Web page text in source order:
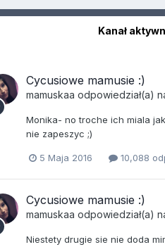
Kanał
Cycusiowe mamusie :)
mamuskaa odpowiedział(a)
Monika- no troche ich miala
nie zapeszyc ;)
5 Maja 2016 10,088
Cycusiowe mamusie :)
mamuskaa odpowiedział(a)
Niestety drugie sie nie doda